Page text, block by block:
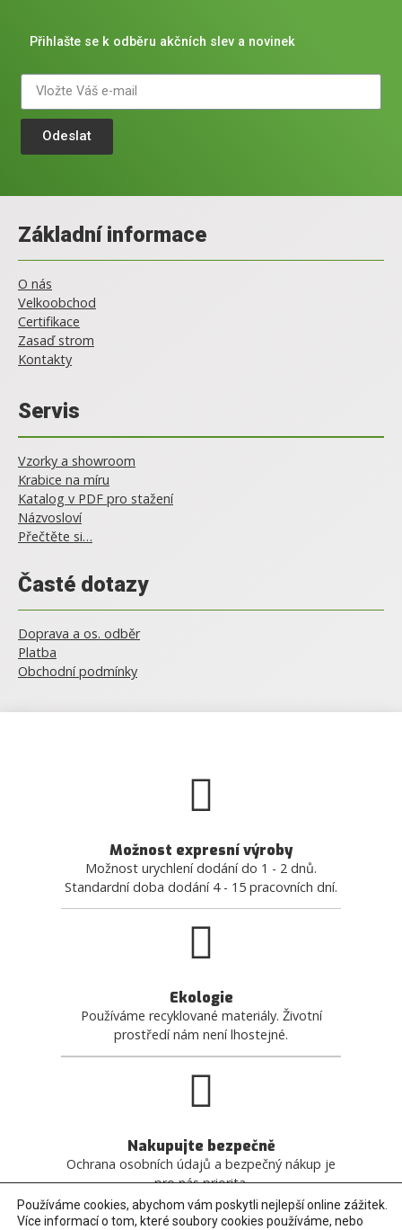
Přihlašte se k odběru akčních slev a novinek
Odeslat
Základní informace
O nás
Velkoobchod
Certifikace
Zasaď strom
Kontakty
Servis
Vzorky a showroom
Krabice na míru
Katalog v PDF pro stažení
Názvosloví
Přečtěte si…
Časté dotazy
Doprava a os. odběr
Platba
Obchodní podmínky
Možnost expresní výroby
Možnost urychlení dodání do 1 - 2 dnů.
Standardní doba dodání 4 - 15 pracovních dní.
Ekologie
Používáme recyklované materiály. Životní
prostředí nám není lhostejné.
Nakupujte bezpečně
Ochrana osobních údajů a bezpečný nákup je
pro nás priorita.
Používáme cookies, abychom vám poskytli nejlepší online zážitek.
Více informací o tom, které soubory cookies používáme, nebo